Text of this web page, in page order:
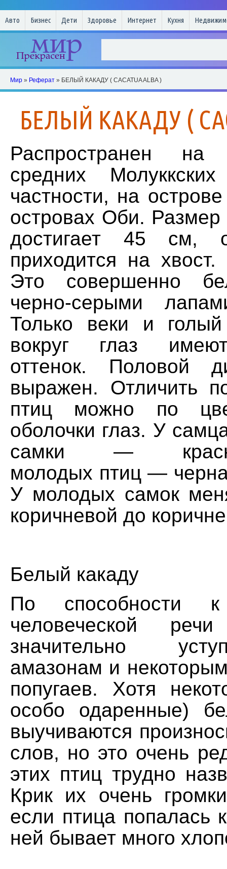
Авто Бизнес Дети Здоровье Интернет Кухня
Мир » Реферат » БЕЛЫЙ КАКАДУ ( CACATUA ALBA )
БЕЛЫЙ КАКАДУ (
Распространен
средних
частности, на
островах Оби. Размер
достигает 45 см,
приходится на
Это совершенно
черно-серыми
Только веки и
вокруг глаз
оттенок. Половой
выражен. Отличить
птиц можно по
оболочки глаз. У
самки — красно-
молодых птиц —
У молодых самок
коричневой до
Белый какаду
По способности к
человеческой
значительно
амазонам и
попугаев. Хотя
особо одаренные)
выучиваются
слов, но это очень
этих птиц трудно
Крик их очень
если птица попалась
ней бывает много